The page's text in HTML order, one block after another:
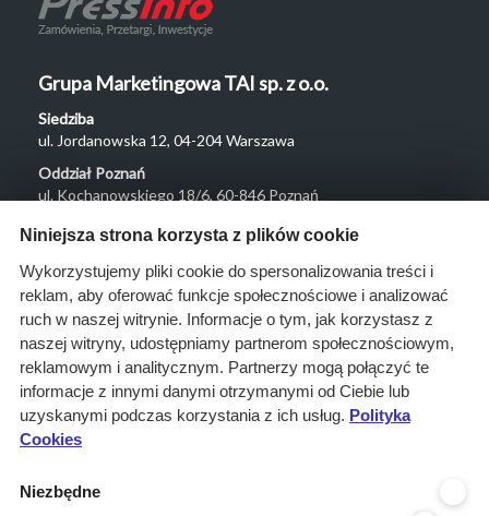
Grupa Marketingowa TAI sp. z o.o.
Siedziba
ul. Jordanowska 12, 04-204 Warszawa
Oddział Poznań
ul. Kochanowskiego 18/6, 60-846 Poznań
Menu
O nas
Rozwiązania
Monitoring
przetargów
Raporty
przetargowe
Kontakt
Niniejsza strona korzysta z plików cookie
Wykorzystujemy pliki cookie do spersonalizowania treści i
reklam, aby oferować funkcje społecznościowe i analizować
ruch w naszej witrynie. Informacje o tym, jak korzystasz z
naszej witryny, udostępniamy partnerom społecznościowym,
reklamowym i analitycznym. Partnerzy mogą połączyć te
informacje z innymi danymi otrzymanymi od Ciebie lub
uzyskanymi podczas korzystania z ich usług. Polityka
Cookies
Niezbędne